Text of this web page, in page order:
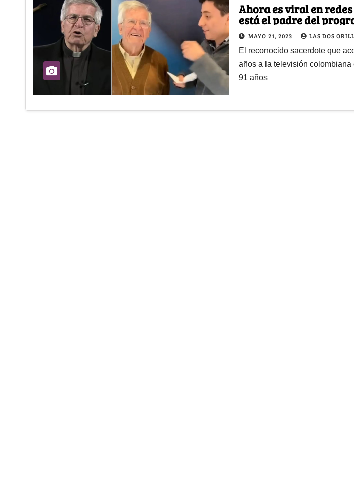
Ahora es viral en
está el padre del
Dios’
MAYO 21, 2023 LAS DOS
El reconocido sacerdote que
años a la televisión colombiana
91 años